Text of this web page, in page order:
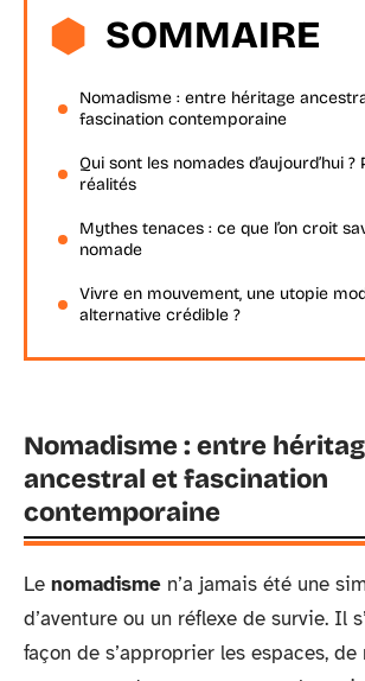
SOMMAIRE
Nomadisme : entre héritage
fascination contemporaine
Qui sont les nomades d’aujourd’hui
réalités
Mythes tenaces : ce que l’on croit
nomade
Vivre en mouvement, une utopie
alternative crédible ?
Nomadisme : entre
ancestral et fascination
contemporaine
Le nomadisme n’a jamais été une
d’aventure ou un réflexe de survie. Il
façon de s’approprier les espaces, de